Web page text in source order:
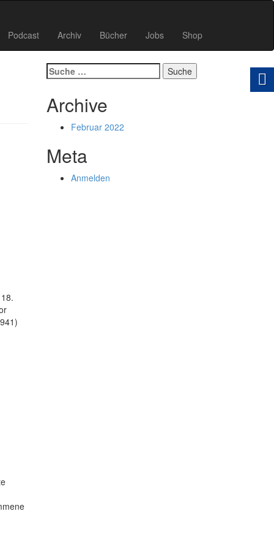
Podcast Archiv Bücher Jobs Shop
Suche
nach:
Archive
Februar 2022
Meta
Anmelden